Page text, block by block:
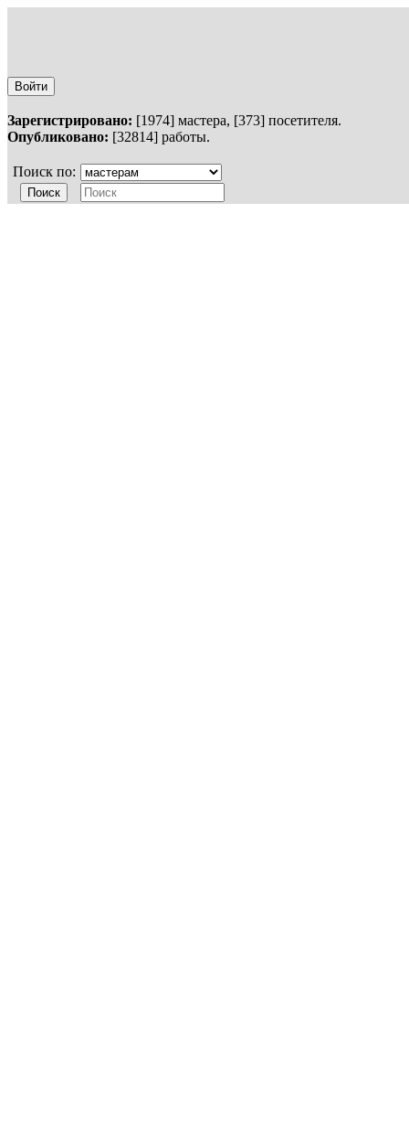
Войти
Зарегистрировано: [1974] мастера, [373] посетителя.
Опубликовано: [32814] работы.
Поиск по: